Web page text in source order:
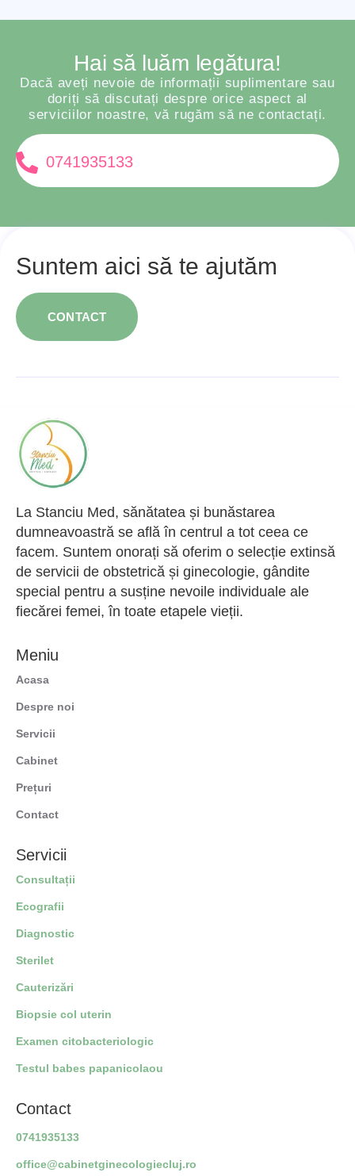
Hai să luăm legătura!
Dacă aveți nevoie de informații suplimentare sau
doriți să discutați despre orice aspect al
serviciilor noastre, vă rugăm să ne contactați.
0741935133
Suntem aici să te ajutăm
CONTACT
La Stanciu Med, sănătatea și bunăstarea
dumneavoastră se află în centrul a tot ceea ce
facem. Suntem onorați să oferim o selecție extinsă
de servicii de obstetrică și ginecologie, gândite
special pentru a susține nevoile individuale ale
fiecărei femei, în toate etapele vieții.
Meniu
Acasa
Despre noi
Servicii
Cabinet
Prețuri
Contact
Servicii
Consultații
Ecografii
Diagnostic
Sterilet
Cauterizări
Biopsie col uterin
Examen citobacteriologic
Testul babes papanicolaou
Contact
0741935133
office@cabinetginecologiecluj.ro